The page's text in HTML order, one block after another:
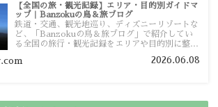
【全国の旅・観光記録】エリア・目的別ガイドマ
ップ｜Banzokuの鳥＆旅ブログ
鉄道・交通、観光地巡り、ディズニーリゾートな
ど、「Banzokuの鳥＆旅ブログ」で紹介してい
る全国の旅行・観光記録をエリアや目的別に整理
ガイドマップからスムーズに見つけていただけま
2026.06.08